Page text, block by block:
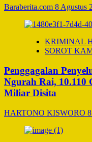
Baraberita.com 8 Agustus
KRIMINAL
SOROT
Penggagalan
Ngurah Rai, 10.110
Miliar Disita
HARTONO KISWORO